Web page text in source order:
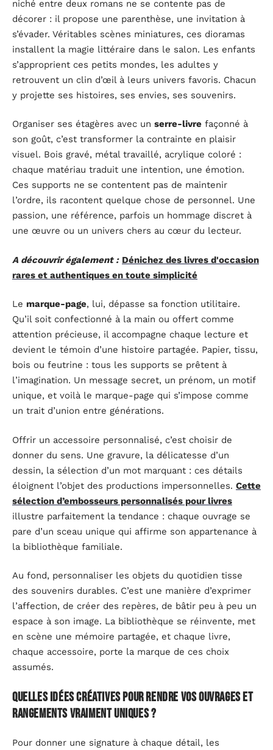
niché entre deux romans ne se contente pas de
décorer : il propose une parenthèse, une invitation à
s’évader. Véritables scènes miniatures, ces dioramas
installent la magie littéraire dans le salon. Les enfants
s’approprient ces petits mondes, les adultes y
retrouvent un clin d’œil à leurs univers favoris. Chacun
y projette ses histoires, ses envies, ses souvenirs.
Organiser ses étagères avec un serre-livre façonné à
son goût, c’est transformer la contrainte en plaisir
visuel. Bois gravé, métal travaillé, acrylique coloré :
chaque matériau traduit une intention, une émotion.
Ces supports ne se contentent pas de maintenir
l’ordre, ils racontent quelque chose de personnel. Une
passion, une référence, parfois un hommage discret à
une œuvre ou un univers chers au cœur du lecteur.
A découvrir également : Dénichez des livres d'occasion
rares et authentiques en toute simplicité
Le marque-page, lui, dépasse sa fonction utilitaire.
Qu’il soit confectionné à la main ou offert comme
attention précieuse, il accompagne chaque lecture et
devient le témoin d’une histoire partagée. Papier, tissu,
bois ou feutrine : tous les supports se prêtent à
l’imagination. Un message secret, un prénom, un motif
unique, et voilà le marque-page qui s’impose comme
un trait d’union entre générations.
Offrir un accessoire personnalisé, c’est choisir de
donner du sens. Une gravure, la délicatesse d’un
dessin, la sélection d’un mot marquant : ces détails
éloignent l’objet des productions impersonnelles. Cette
sélection d’embosseurs personnalisés pour livres
illustre parfaitement la tendance : chaque ouvrage se
pare d’un sceau unique qui affirme son appartenance à
la bibliothèque familiale.
Au fond, personnaliser les objets du quotidien tisse
des souvenirs durables. C’est une manière d’exprimer
l’affection, de créer des repères, de bâtir peu à peu un
espace à son image. La bibliothèque se réinvente, met
en scène une mémoire partagée, et chaque livre,
chaque accessoire, porte la marque de ces choix
assumés.
Quelles idées créatives pour rendre vos ouvrages et
rangements vraiment uniques ?
Pour donner une signature à chaque détail, les